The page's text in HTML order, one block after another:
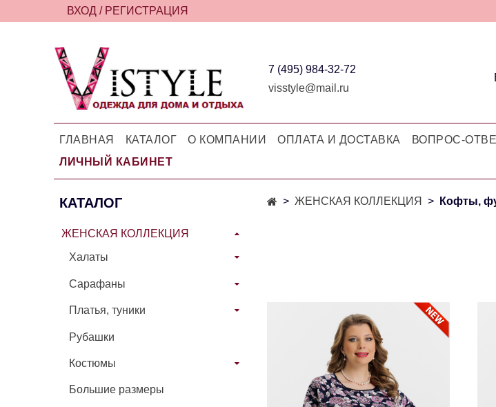
ВХОД / РЕГИСТРАЦИЯ
7 (495) 984-32-72
visstyle@mail.ru
ГЛАВНАЯ КАТАЛОГ О КОМПАНИИ ОПЛАТА И ДОСТАВКА ВОПРОС-
ЛИЧНЫЙ КАБИНЕТ
ЖЕНСКАЯ КОЛЛЕКЦИЯ Кофты,
КАТАЛОГ
ЖЕНСКАЯ КОЛЛЕКЦИЯ
Халаты
Сарафаны
Платья, туники
Рубашки
Костюмы
Большие размеры